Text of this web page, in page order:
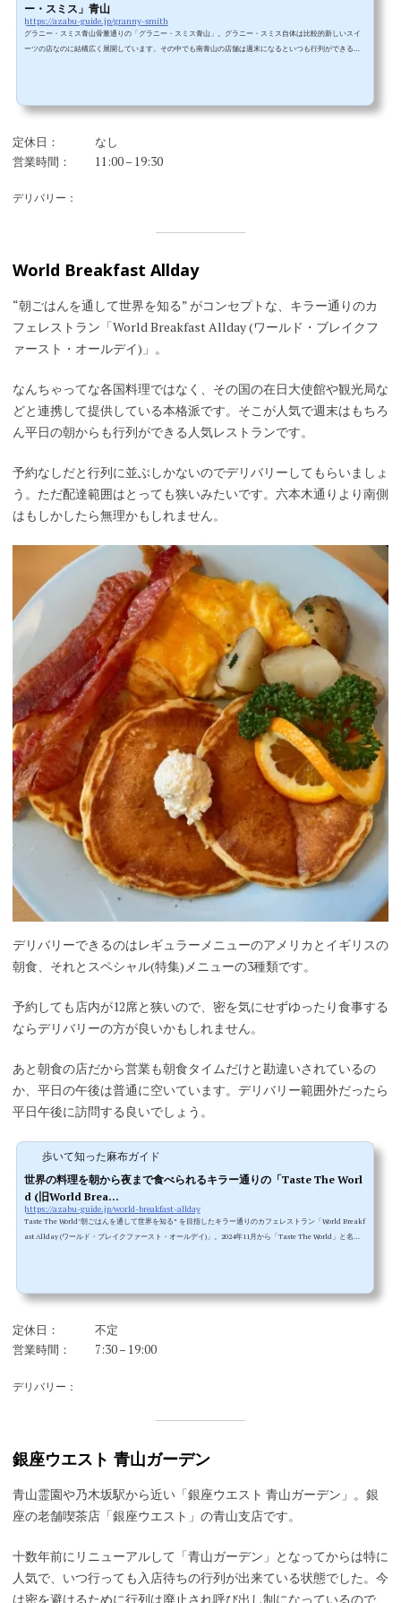
ー・スミス」青山
https://azabu-guide.jp/granny-smith
グラニー・スミス青山骨董通りの「グラニー・スミス青山」。グラニー・スミス自体は比較的新しいスイ
ーツの店なのに結構広く展開しています。その中でも南青山の店舗は週末になるといつも行列ができる大
定休日：
営業時間：
デリバリー：
なし
11:00 – 19:30
World Breakfast Allday
“朝ごはんを通して世界を知る” がコンセプトな、キラー通りのカ
フェレストラン「World Breakfast Allday (ワールド・ブレイクフ
ァースト・オールデイ)」。
なんちゃってな各国料理ではなく、その国の在日大使館や観光局な
どと連携して提供している本格派です。そこが人気で週末はもちろ
ん平日の朝からも行列ができる人気レストランです。
予約なしだと行列に並ぶしかないのでデリバリーしてもらいましょ
う。ただ配達範囲はとっても狭いみたいです。六本木通りより南側
はもしかしたら無理かもしれません。
デリバリーできるのはレギュラーメニューのアメリカとイギリスの
朝食、それとスペシャル(特集)メニューの3種類です。
予約しても店内が12席と狭いので、密を気にせずゆったり食事する
ならデリバリーの方が良いかもしれません。
あと朝食の店だから営業も朝食タイムだけと勘違いされているの
か、平日の午後は普通に空いています。デリバリー範囲外だったら
平日午後に訪問する良いでしょう。
歩いて知った麻布ガイド
世界の料理を朝から夜まで食べられるキラー通りの「Taste The Worl
d (旧World Brea...
https://azabu-guide.jp/world-breakfast-allday
Taste The World"朝ごはんを通して世界を知る” を目指したキラー通りのカフェレストラン「World Breakf
ast Allday (ワールド・ブレイクファースト・オールデイ)」。2024年11月から「Taste The World」と名前
来、世界各国の朝食...
定休日：
営業時間：
デリバリー：
不定
7:30 – 19:00
銀座ウエスト 青山ガーデン
青山霊園や乃木坂駅から近い「銀座ウエスト 青山ガーデン」。銀
座の老舗喫茶店「銀座ウエスト」の青山支店です。
十数年前にリニューアルして「青山ガーデン」となってからは特に
人気で、いつ行っても入店待ちの行列が出来ている状態でした。今
は密を避けるために行列は廃止され呼び出し制になっているので、